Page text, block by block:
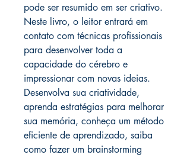
pode ser resumido em ser criativo.
Neste livro, o leitor entrará em
contato com técnicas profissionais
para desenvolver toda a
capacidade do cérebro e
impressionar com novas ideias.
Desenvolva sua criatividade,
aprenda estratégias para melhorar
sua memória, conheça um método
eficiente de aprendizado, saiba
como fazer um brainstorming